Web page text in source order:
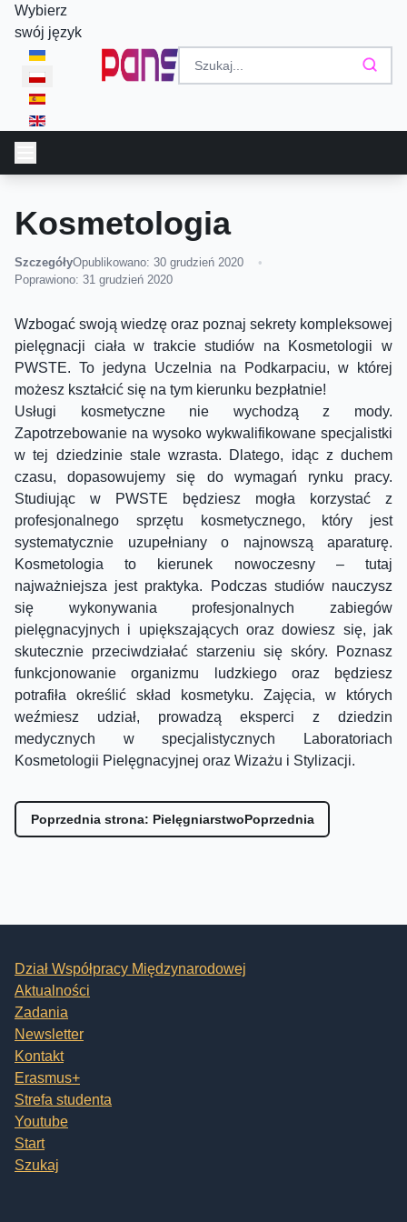
Wybierz
swój język
Kosmetologia
SzczegółyOpublikowano: 30 grudzień 2020
Poprawiono: 31 grudzień 2020
Wzbogać swoją wiedzę oraz poznaj sekrety kompleksowej
pielęgnacji ciała w trakcie studiów na Kosmetologii w
PWSTE. To jedyna Uczelnia na Podkarpaciu, w której
możesz kształcić się na tym kierunku bezpłatnie!
Usługi kosmetyczne nie wychodzą z mody.
Zapotrzebowanie na wysoko wykwalifikowane specjalistki
w tej dziedzinie stale wzrasta. Dlatego, idąc z duchem
czasu, dopasowujemy się do wymagań rynku pracy.
Studiując w PWSTE będziesz mogła korzystać z
profesjonalnego sprzętu kosmetycznego, który jest
systematycznie uzupełniany o najnowszą aparaturę.
Kosmetologia to kierunek nowoczesny – tutaj
najważniejsza jest praktyka. Podczas studiów nauczysz
się wykonywania profesjonalnych zabiegów
pielęgnacyjnych i upiększających oraz dowiesz się, jak
skutecznie przeciwdziałać starzeniu się skóry. Poznasz
funkcjonowanie organizmu ludzkiego oraz będziesz
potrafiła określić skład kosmetyku. Zajęcia, w których
weźmiesz udział, prowadzą eksperci z dziedzin
medycznych w specjalistycznych Laboratoriach
Kosmetologii Pielęgnacyjnej oraz Wizażu i Stylizacji.
Poprzednia strona: PielęgniarstwoPoprzednia
Dział Współpracy Międzynarodowej
Aktualności
Zadania
Newsletter
Kontakt
Erasmus+
Strefa studenta
Youtube
Start
Szukaj